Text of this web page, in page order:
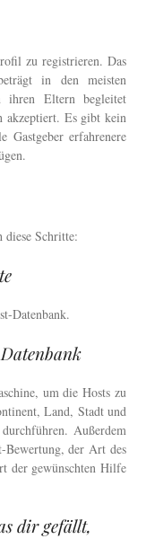
zu registrieren. Das
in den meisten
ihren Eltern begleitet
akzeptiert. Es gibt kein
erfahrenere
diese Schritte:
Datenbank.
um die Hosts zu
Land, Stadt und
Außerdem
Bewertung, der Art des
der gewünschten Hilfe
dir gefällt,